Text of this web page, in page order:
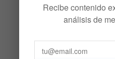
Recibe contenido
análisis de